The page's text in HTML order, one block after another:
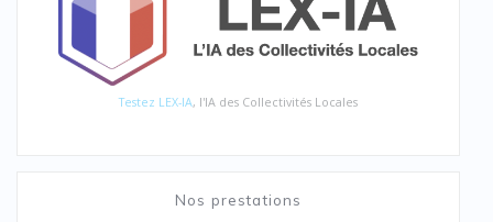
Testez LEX-IA, l'IA des Collectivités Locales
Nos prestations